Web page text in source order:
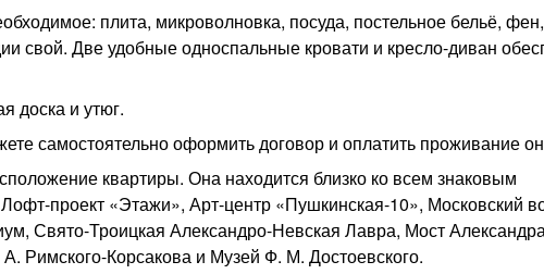
плита, микроволновка, посуда, постельное бельё,
свой. Две удобные односпальные кровати и кресло-диван
доска и утюг.
самостоятельно оформить договор и оплатить проживание
квартиры. Она находится близко ко всем знаковым
проект «Этажи», Арт-центр «Пушкинская-10», Московский
Свято-Троицкая Александро-Невская Лавра, Мост
Римского-Корсакова и Музей Ф. М. Достоевского.